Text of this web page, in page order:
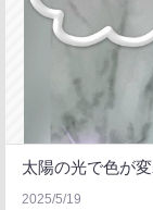
太陽の光で色が
2025/5/19